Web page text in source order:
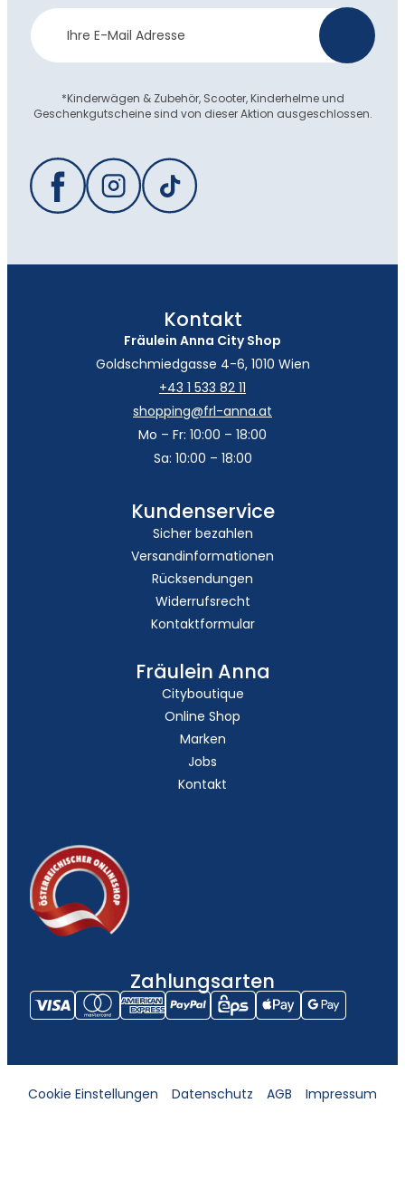
Newsletter
Anmeldung
*Kinderwägen & Zubehör, Scooter, Kinderhelme und
Geschenkgutscheine sind von dieser Aktion ausgeschlossen.
Kontakt
Fräulein Anna City Shop
Goldschmiedgasse 4-6, 1010 Wien
+43 1 533 82 11
shopping@frl-anna.at
Mo – Fr: 10:00 – 18:00
Sa: 10:00 – 18:00
Kundenservice
Sicher bezahlen
Versandinformationen
Rücksendungen
Widerrufsrecht
Kontaktformular
Fräulein Anna
Cityboutique
Online Shop
Marken
Jobs
Kontakt
Zahlungsarten
Cookie Einstellungen Datenschutz AGB Impressum